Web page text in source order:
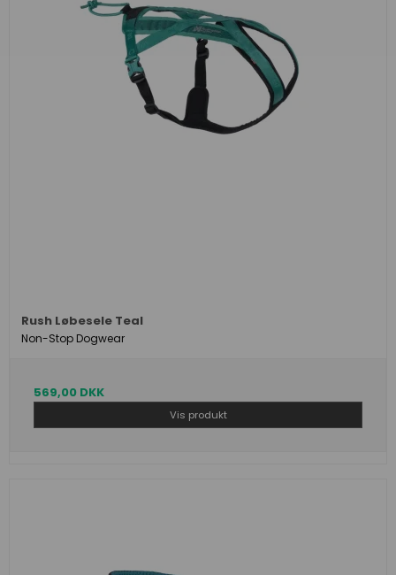
Rush Løbesele Teal
Non-Stop Dogwear
569,00 DKK
Vis produkt